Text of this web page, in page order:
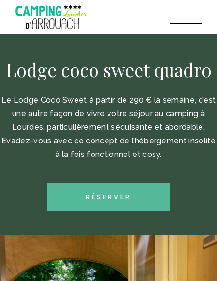
Lodge coco sweet quadro
Le Lodge Coco Sweet à partir de 290 € la semaine, c’est
une autre façon de vivre votre séjour au camping à
Lourdes, particulièrement séduisante et abordable.
Evadez-vous avec ce concept de l’hébergement insolite
à la fois fonctionnel et cosy.
RÉSERVER